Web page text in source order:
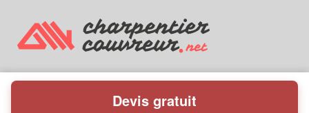
Powered byPlus que pro
Devis gratuit